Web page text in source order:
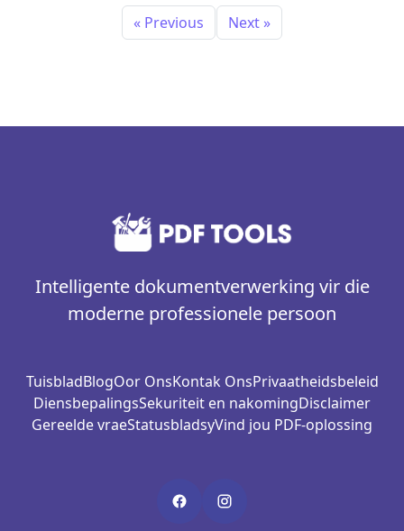
« Previous Next »
Intelligente dokumentverwerking vir die
moderne professionele persoon
TuisbladBlogOor OnsKontak OnsPrivaatheidsbeleid
DiensbepalingsSekuriteit en nakomingDisclaimer
Gereelde vraeStatusbladsyVind jou PDF-oplossing